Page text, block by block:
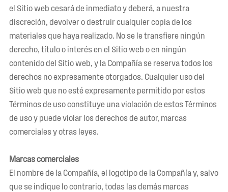
el Sitio web cesará de inmediato y deberá, a nuestra
discreción, devolver o destruir cualquier copia de los
materiales que haya realizado. No se le transfiere ningún
derecho, título o interés en el Sitio web o en ningún
contenido del Sitio web, y la Compañía se reserva todos los
derechos no expresamente otorgados. Cualquier uso del
Sitio web que no esté expresamente permitido por estos
Términos de uso constituye una violación de estos Términos
de uso y puede violar los derechos de autor, marcas
comerciales y otras leyes.
Marcas comerciales
El nombre de la Compañía, el logotipo de la Compañía y, salvo
que se indique lo contrario, todas las demás marcas